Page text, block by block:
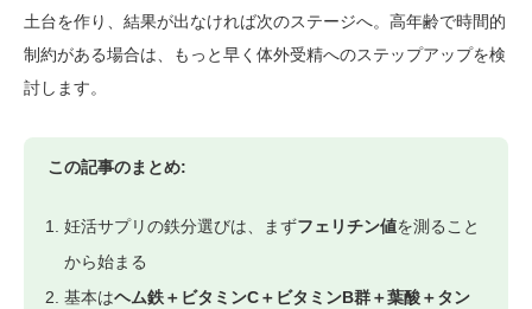
土台を作り、結果が出なければ次のステージへ。高年齢で時間的
制約がある場合は、もっと早く体外受精へのステップアップを検
討します。
この記事のまとめ:
妊活サプリの鉄分選びは、まずフェリチン値を測ること
から始まる
基本はヘム鉄＋ビタミンC＋ビタミンB群＋葉酸＋タン